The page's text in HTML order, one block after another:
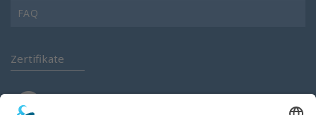
FAQ
Zertifikate